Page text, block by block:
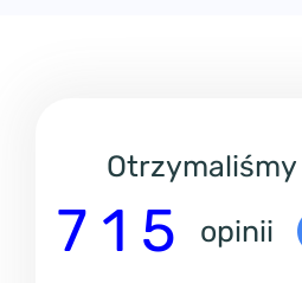
Otrzymaliśmy
7 1 5 opinii